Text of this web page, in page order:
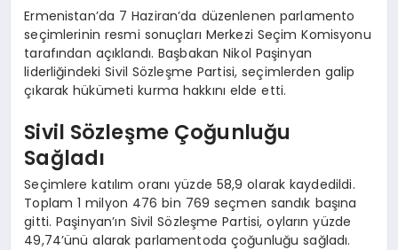
Ermenistan’da 7 Haziran’da düzenlenen parlamento
seçimlerinin resmi sonuçları Merkezi Seçim Komisyonu
tarafından açıklandı. Başbakan Nikol Paşinyan
liderliğindeki Sivil Sözleşme Partisi, seçimlerden galip
çıkarak hükümeti kurma hakkını elde etti.
Sivil Sözleşme Çoğunluğu
Sağladı
Seçimlere katılım oranı yüzde 58,9 olarak kaydedildi.
Toplam 1 milyon 476 bin 769 seçmen sandık başına
gitti. Paşinyan’ın Sivil Sözleşme Partisi, oyların yüzde
49,74’ünü alarak parlamentoda çoğunluğu sağladı.